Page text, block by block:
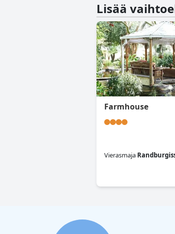
Lisää
Farmhouse
Vierasmaja